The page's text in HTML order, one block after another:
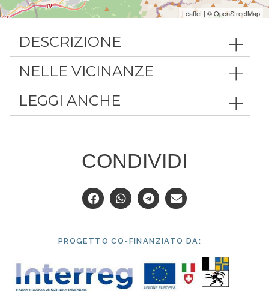
DESCRIZIONE
NELLE VICINANZE
LEGGI ANCHE
Leaflet | ©OpenStreetMap
CONDIVIDI
PROGETTO CO-FINANZIATO DA: